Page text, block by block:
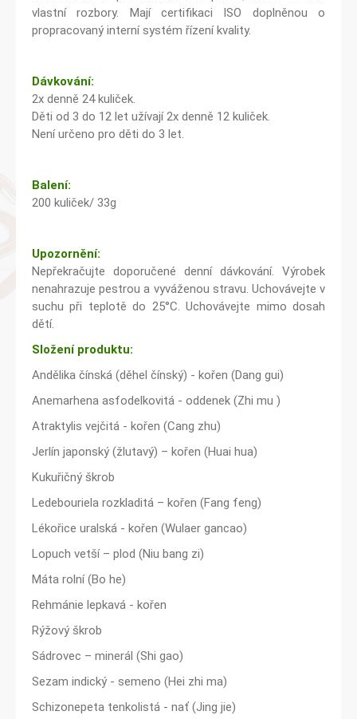
vlastní rozbory. Mají certifikaci ISO doplněnou o
propracovaný interní systém řízení kvality.
Dávkování:
2x denně 24 kuliček.
Děti od 3 do 12 let užívají 2x denně 12 kuliček.
Není určeno pro děti do 3 let.
Balení:
200 kuliček/ 33g
Upozornění:
Nepřekračujte doporučené denní dávkování. Výrobek
nenahrazuje pestrou a vyváženou stravu. Uchovávejte v
suchu při teplotě do 25°C. Uchovávejte mimo dosah
dětí.
Složení produktu:
Andělika čínská (děhel čínský) - kořen (Dang gui)
Anemarhena asfodelkovitá - oddenek (Zhi mu )
Atraktylis vejčitá - kořen (Cang zhu)
Jerlín japonský (žlutavý) – kořen (Huai hua)
Kukuřičný škrob
Ledebouriela rozkladitá – kořen (Fang feng)
Lékořice uralská - kořen (Wulaer gancao)
Lopuch vetší – plod (Niu bang zi)
Máta rolní (Bo he)
Rehmánie lepkavá - kořen
Rýžový škrob
Sádrovec – minerál (Shi gao)
Sezam indický - semeno (Hei zhi ma)
Schizonepeta tenkolistá - nať (Jing jie)